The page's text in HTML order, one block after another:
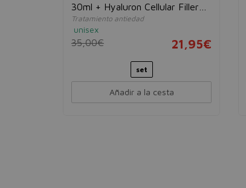
30ml + Hyaluron Cellular Filler
Cuidado de Día PF
Tratamiento antiedad
unisex
35,00€ 21,95€
set
Añadir a la cesta